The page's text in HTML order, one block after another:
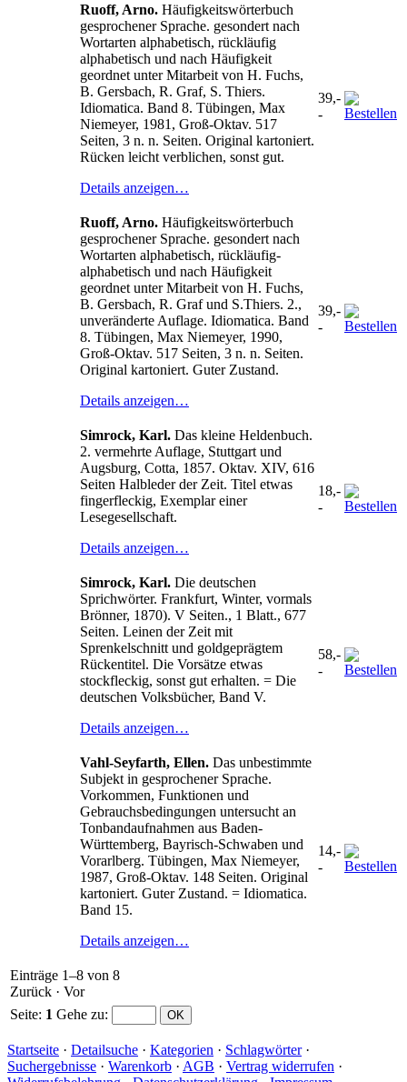
Ruoff, Arno. Häufigkeitswörterbuch
gesprochener Sprache. gesondert nach
Wortarten alphabetisch, rückläufig
alphabetisch und nach Häufigkeit
geordnet unter Mitarbeit von H. Fuchs,
B. Gersbach, R. Graf, S. Thiers.
Idiomatica. Band 8. Tübingen, Max
Niemeyer, 1981, Groß-Oktav. 517
Seiten, 3 n. n. Seiten. Original kartoniert.
Rücken leicht verblichen, sonst gut.
Details anzeigen…
39,-
-
Ruoff, Arno. Häufigkeitswörterbuch
gesprochener Sprache. gesondert nach
Wortarten alphabetisch, rückläufig-
alphabetisch und nach Häufigkeit
geordnet unter Mitarbeit von H. Fuchs,
B. Gersbach, R. Graf und S.Thiers. 2.,
unveränderte Auflage. Idiomatica. Band
8. Tübingen, Max Niemeyer, 1990,
Groß-Oktav. 517 Seiten, 3 n. n. Seiten.
Original kartoniert. Guter Zustand.
Details anzeigen…
39,-
-
Simrock, Karl. Das kleine Heldenbuch.
2. vermehrte Auflage, Stuttgart und
Augsburg, Cotta, 1857. Oktav. XIV, 616
Seiten Halbleder der Zeit. Titel etwas
fingerfleckig, Exemplar einer
Lesegesellschaft.
Details anzeigen…
18,-
-
Simrock, Karl. Die deutschen
Sprichwörter. Frankfurt, Winter, vormals
Brönner, 1870). V Seiten., 1 Blatt., 677
Seiten. Leinen der Zeit mit
Sprenkelschnitt und goldgeprägtem
Rückentitel. Die Vorsätze etwas
stockfleckig, sonst gut erhalten. = Die
deutschen Volksbücher, Band V.
Details anzeigen…
58,-
-
Vahl-Seyfarth, Ellen. Das unbestimmte
Subjekt in gesprochener Sprache.
Vorkommen, Funktionen und
Gebrauchsbedingungen untersucht an
Tonbandaufnahmen aus Baden-
Württemberg, Bayrisch-Schwaben und
Vorarlberg. Tübingen, Max Niemeyer,
1987, Groß-Oktav. 148 Seiten. Original
kartoniert. Guter Zustand. = Idiomatica.
Band 15.
Details anzeigen…
14,-
-
Einträge 1–8 von 8
Zurück · Vor
Seite: 1 Gehe zu:
Startseite · Detailsuche · Kategorien · Schlagwörter·
Suchergebnisse · Warenkorb · AGB · Vertrag widerrufen ·